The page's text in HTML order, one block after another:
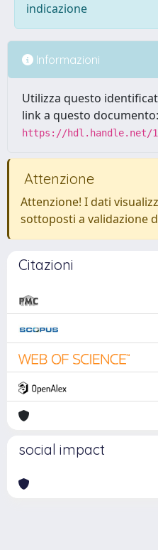
indicazione
Informazioni
Utilizza questo
link a questo documento:
https://hdl.handle.net/
Attenzione
Attenzione! I dati
sottoposti a validazione
Citazioni
social impact